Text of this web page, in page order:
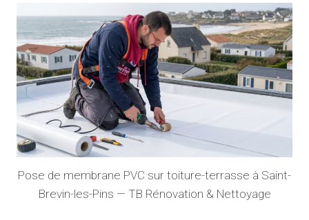
Pose de membrane PVC sur toiture-terrasse à Saint-
Brevin-les-Pins — TB Rénovation & Nettoyage